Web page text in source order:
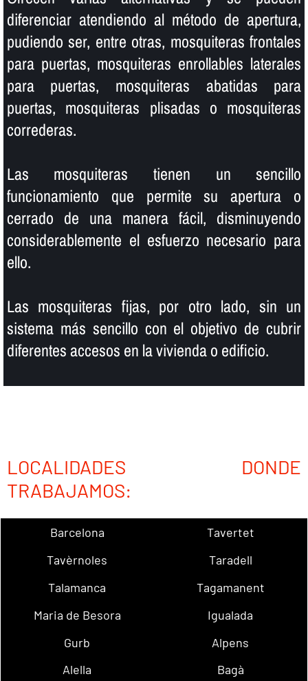
diferenciar atendiendo al método de apertura,
pudiendo ser, entre otras, mosquiteras frontales
para puertas, mosquiteras enrollables laterales
para puertas, mosquiteras abatidas para
puertas, mosquiteras plisadas o mosquiteras
correderas.
Las mosquiteras tienen un sencillo
funcionamiento que permite su apertura o
cerrado de una manera fácil, disminuyendo
considerablemente el esfuerzo necesario para
ello.
Las mosquiteras fijas, por otro lado, sin un
sistema más sencillo con el objetivo de cubrir
diferentes accesos en la vivienda o edificio.
LOCALIDADES DONDE
TRABAJAMOS:
Barcelona
Tavertet
Tavèrnoles
Taradell
Talamanca
Tagamanent
Maria de Besora
Igualada
Gurb
Alpens
Alella
Bagà